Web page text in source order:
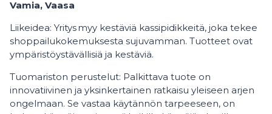
Vamia, Vaasa
Liikeidea: Yritys myy kestäviä kassipidikkeitä, joka tekee
shoppailukokemuksesta sujuvamman. Tuotteet ovat
ympäristöystävällisiä ja kestäviä.
Tuomariston perustelut: Palkittava tuote on
innovatiivinen ja yksinkertainen ratkaisu yleiseen arjen
ongelmaan. Se vastaa käytännön tarpeeseen, on